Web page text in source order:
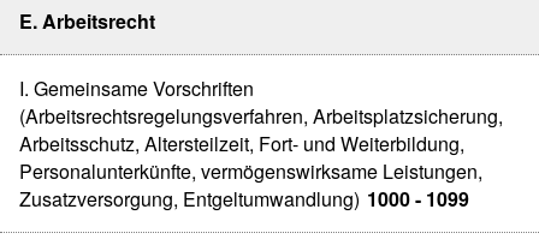
E. Arbeitsrecht
I. Gemeinsame Vorschriften
(Arbeitsrechtsregelungsverfahren, Arbeitsplatzsicherung,
Arbeitsschutz, Altersteilzeit, Fort- und Weiterbildung,
Personalunterkünfte, vermögenswirksame Leistungen,
Zusatzversorgung, Entgeltumwandlung) 1000 - 1099